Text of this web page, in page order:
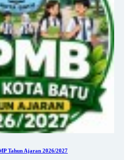
Tahun Ajaran 2026/2027